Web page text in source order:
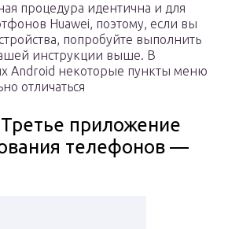
процедура идентична и для
Huawei, поэтому, если вы
попробуйте выполнить
инструкции выше. В
Android некоторые пункты меню
отличаться
приложение
телефонов —